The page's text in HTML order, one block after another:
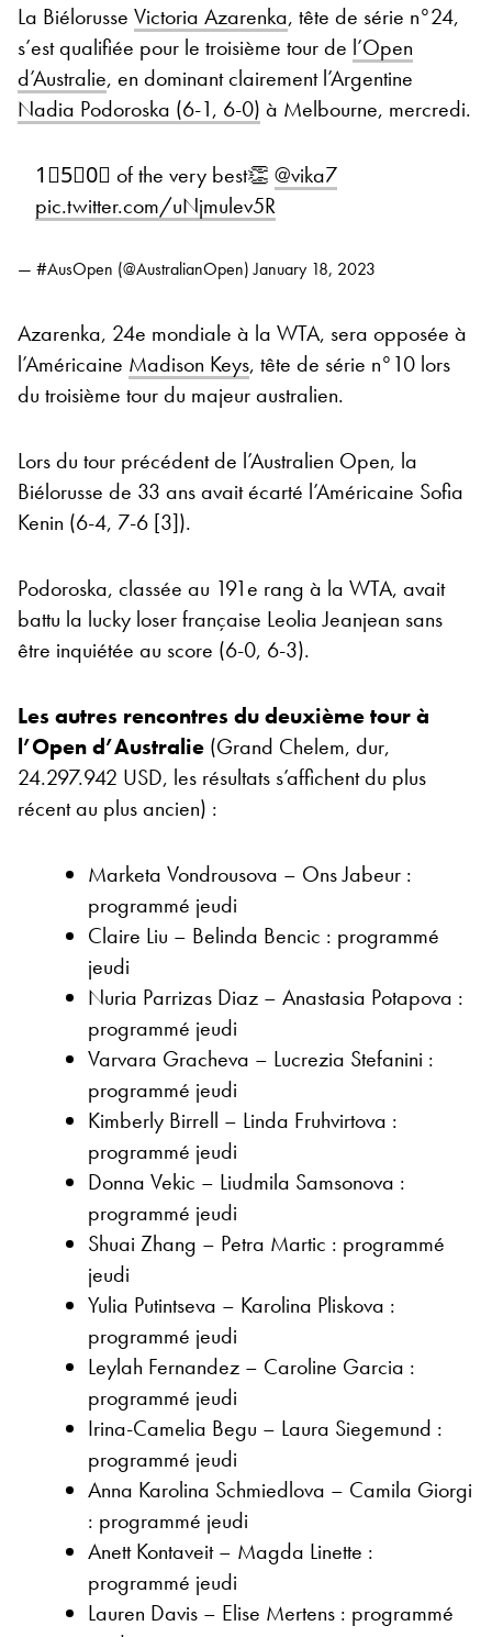
La Biélorusse Victoria Azarenka, tête de série n°24,
s’est qualifiée pour le troisième tour de l’Open
d’Australie, en dominant clairement l’Argentine
Nadia Podoroska (6-1, 6-0) à Melbourne, mercredi.
1⃣5⃣0⃣ of the very best👏 @vika7
pic.twitter.com/uNjmulev5R
— #AusOpen (@AustralianOpen)January 18, 2023
Azarenka, 24e mondiale à la WTA, sera opposée à
l’Américaine Madison Keys, tête de série n°10 lors
du troisième tour du majeur australien.
Lors du tour précédent de l’Australien Open, la
Biélorusse de 33 ans avait écarté l’Américaine Sofia
Kenin (6-4, 7-6 [3]).
Podoroska, classée au 191e rang à la WTA, avait
battu la lucky loser française Leolia Jeanjean sans
être inquiétée au score (6-0, 6-3).
Les autres rencontres du deuxième tour à
l’Open d’Australie (Grand Chelem, dur,
24.297.942 USD, les résultats s’affichent du plus
récent au plus ancien) :
Marketa Vondrousova – Ons Jabeur :
programmé jeudi
Claire Liu – Belinda Bencic : programmé
jeudi
Nuria Parrizas Diaz – Anastasia Potapova :
programmé jeudi
Varvara Gracheva – Lucrezia Stefanini :
programmé jeudi
Kimberly Birrell – Linda Fruhvirtova :
programmé jeudi
Donna Vekic – Liudmila Samsonova :
programmé jeudi
Shuai Zhang – Petra Martic : programmé
jeudi
Yulia Putintseva – Karolina Pliskova :
programmé jeudi
Leylah Fernandez – Caroline Garcia :
programmé jeudi
Irina-Camelia Begu – Laura Siegemund :
programmé jeudi
Anna Karolina Schmiedlova – Camila Giorgi
: programmé jeudi
Anett Kontaveit – Magda Linette :
programmé jeudi
Lauren Davis – Elise Mertens : programmé